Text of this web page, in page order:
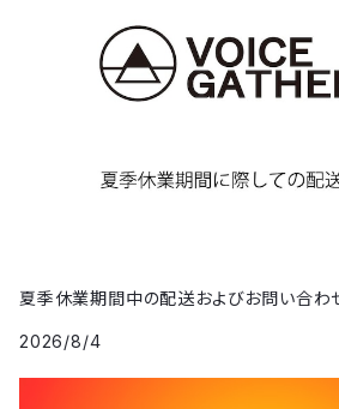
夏季休業期間中の配送およびお問い合わ
2026/8/4